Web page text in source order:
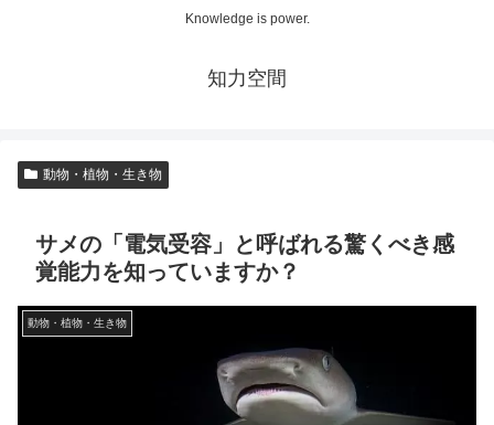
Knowledge is power.
知力空間
動物・植物・生き物
サメの「電気受容」と呼ばれる驚くべき感
覚能力を知っていますか？
動物・植物・生き物